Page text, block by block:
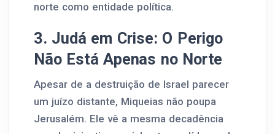
norte como entidade política.
3. Judá em Crise: O Perigo
Não Está Apenas no Norte
Apesar de a destruição de Israel parecer
um juízo distante, Miqueias não poupa
Jerusalém. Ele vê a mesma decadência